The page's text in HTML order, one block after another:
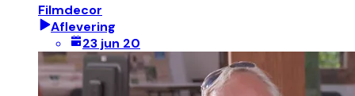
Filmdecor
Aflevering
23 jun 20